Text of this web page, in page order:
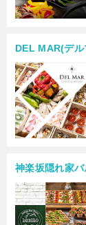
DEL MAR(デル
神楽坂隠れ家